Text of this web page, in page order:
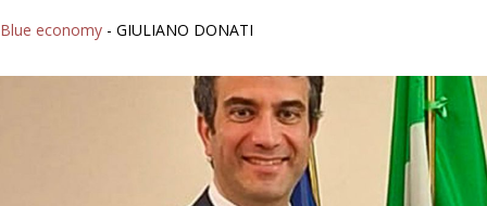
Blue economy - GIULIANO DONATI